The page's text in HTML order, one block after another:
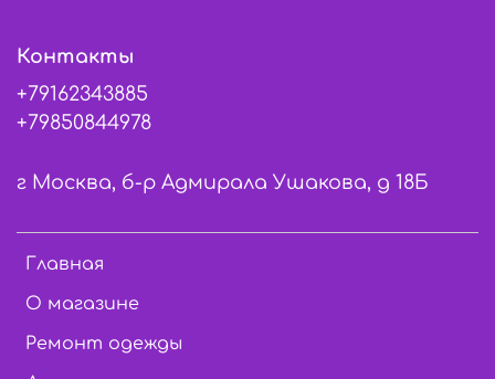
Главная
О магазине
Ремонт одежды
Контакты
+79162343885
+79850844978
г Москва, б-р Адмирала Ушакова, д 18Б